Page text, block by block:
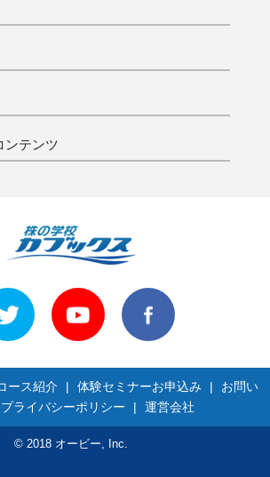
ンテンツ
ース紹介 | 体験セミナーお申込み |
お問い
プライバシーポリシー | 運営会社
© 2018 オービー, Inc.